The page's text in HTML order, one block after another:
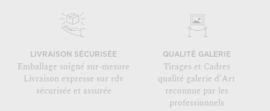
LIVRAISON SÉCURISÉE
Emballage soigné sur-mesure
Livraison expresse sur rdv
sécurisée et assurée
QUALITÉ GALERIE
Tirages et Cadres
qualité galerie d'Art
reconnue par les
professionnels